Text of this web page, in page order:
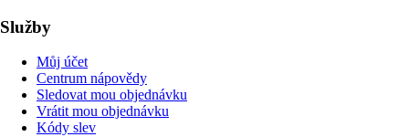
Služby
Můj účet
Centrum nápovědy
Sledovat mou objednávku
Vrátit mou objednávku
Kódy slev